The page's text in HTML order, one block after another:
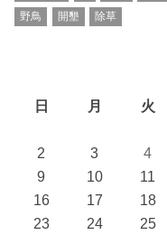
野鳥
開墾 除草
日
月 火
2
3 4
9
10 11
16
17 18
23
24 25